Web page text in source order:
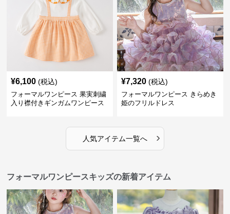
¥6,100 (税込)
フォーマルワンピース 果実刺繍
入り襟付きギンガムワンピース
¥7,320 (税込)
フォーマルワンピース きらめき
姫のフリルドレス
人気アイテム一覧へ ›
フォーマルワンピースキッズの新着アイテム